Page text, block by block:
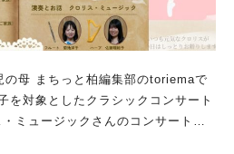
の母 まちっと柏編集部のtoriemaで